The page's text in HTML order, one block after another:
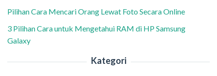
Pilihan Cara Mencari Orang Lewat Foto Secara Online
3 Pilihan Cara untuk Mengetahui RAM di HP Samsung
Galaxy
Kategori